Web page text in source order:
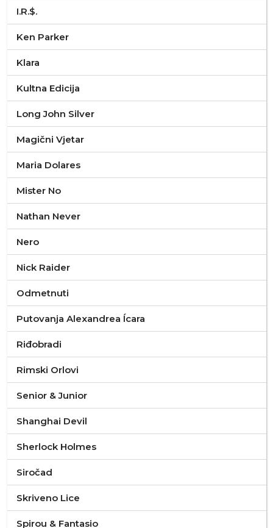
I.R.$.
Ken Parker
Klara
Kultna Edicija
Long John Silver
Magični Vjetar
Maria Dolares
Mister No
Nathan Never
Nero
Nick Raider
Odmetnuti
Putovanja Alexandrea Ícara
Riđobradi
Rimski Orlovi
Senior & Junior
Shanghai Devil
Sherlock Holmes
Siročad
Skriveno Lice
Spirou & Fantasio